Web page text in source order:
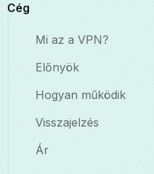
Cég
Mi az a VPN?
Előnyök
Hogyan működik
Visszajelzés
Ár